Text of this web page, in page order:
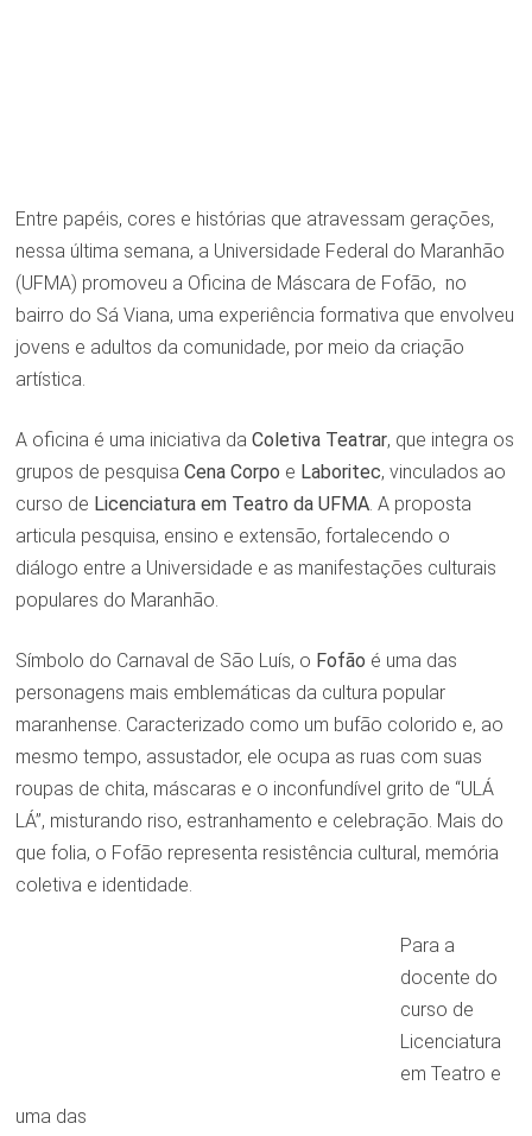
Entre papéis, cores e histórias que atravessam gerações,
nessa última semana, a Universidade Federal do Maranhão
(UFMA) promoveu a Oficina de Máscara de Fofão, no
bairro do Sá Viana, uma experiência formativa que envolveu
jovens e adultos da comunidade, por meio da criação
artística.
A oficina é uma iniciativa da Coletiva Teatrar, que integra os
grupos de pesquisa Cena Corpo e Laboritec, vinculados ao
curso de Licenciatura em Teatro da UFMA. A proposta
articula pesquisa, ensino e extensão, fortalecendo o
diálogo entre a Universidade e as manifestações culturais
populares do Maranhão.
Símbolo do Carnaval de São Luís, o Fofão é uma das
personagens mais emblemáticas da cultura popular
maranhense. Caracterizado como um bufão colorido e, ao
mesmo tempo, assustador, ele ocupa as ruas com suas
roupas de chita, máscaras e o inconfundível grito de “ULÁ
LÁ”, misturando riso, estranhamento e celebração. Mais do
que folia, o Fofão representa resistência cultural, memória
coletiva e identidade.
Para a
docente do
curso de
Licenciatura
em Teatro e
uma das